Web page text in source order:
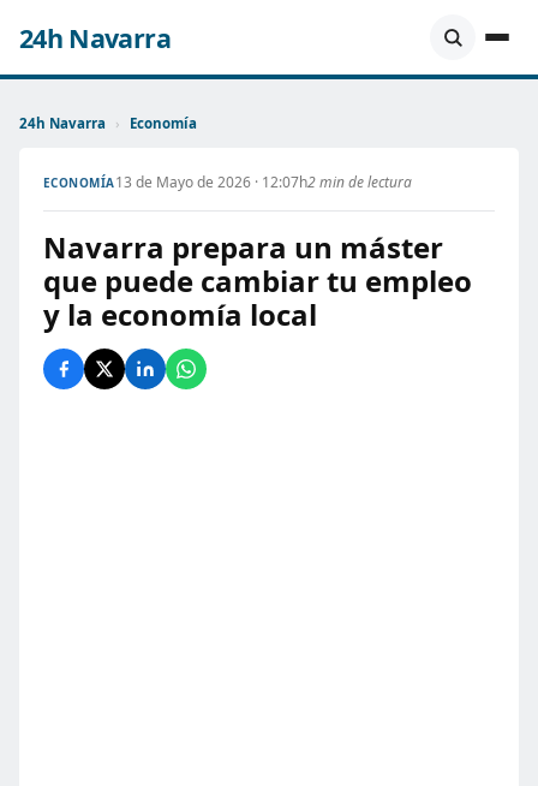
24h Navarra
24h Navarra › Economía
ECONOMÍA13 de Mayo de 2026 · 12:07h2 min de lectura
Navarra prepara un máster
que puede cambiar tu empleo
y la economía local